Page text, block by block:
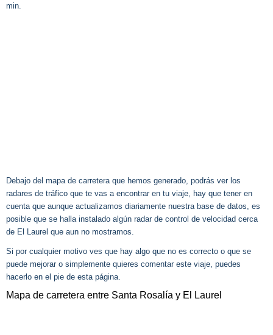
min.
Debajo del mapa de carretera que hemos generado, podrás ver los
radares de tráfico que te vas a encontrar en tu viaje, hay que tener en
cuenta que aunque actualizamos diariamente nuestra base de datos, es
posible que se halla instalado algún radar de control de velocidad cerca
de El Laurel que aun no mostramos.
Si por cualquier motivo ves que hay algo que no es correcto o que se
puede mejorar o simplemente quieres comentar este viaje, puedes
hacerlo en el pie de esta página.
Mapa de carretera entre Santa Rosalía y El Laurel